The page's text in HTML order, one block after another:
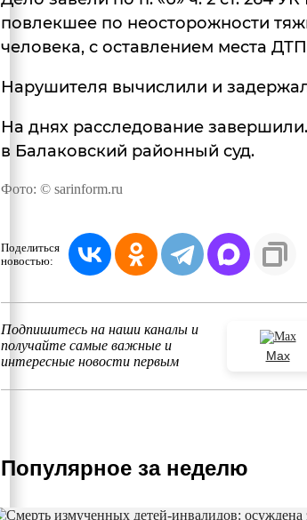
повлекшее по неосторожности
человека, с оставлением места
Нарушителя вычислили и
На днях расследование
в Балаковский районный суд.
Фото: © sarinform.ru
Поделиться
новостью:
Подпишитесь на наши каналы и
получайте самые важные и
интересные новости первым
Max
Популярное за неделю